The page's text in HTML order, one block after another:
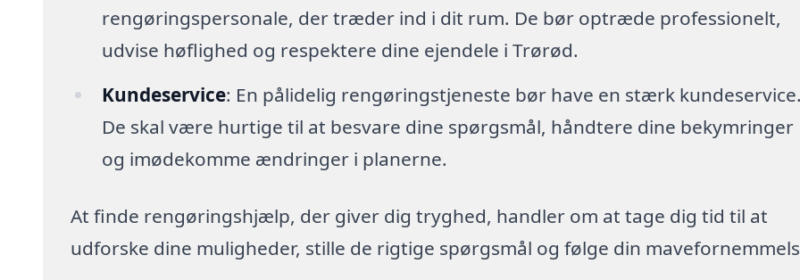
rengøringspersonale, der træder ind i dit rum. De bør optræde professionelt,
udvise høflighed og respektere dine ejendele i Trørød.
Kundeservice: En pålidelig rengøringstjeneste bør have en stærk
De skal være hurtige til at besvare dine spørgsmål, håndtere dine bekymringer
og imødekomme ændringer i planerne.
At finde rengøringshjælp, der giver dig tryghed, handler om at tage dig tid til at
udforske dine muligheder, stille de rigtige spørgsmål og følge din